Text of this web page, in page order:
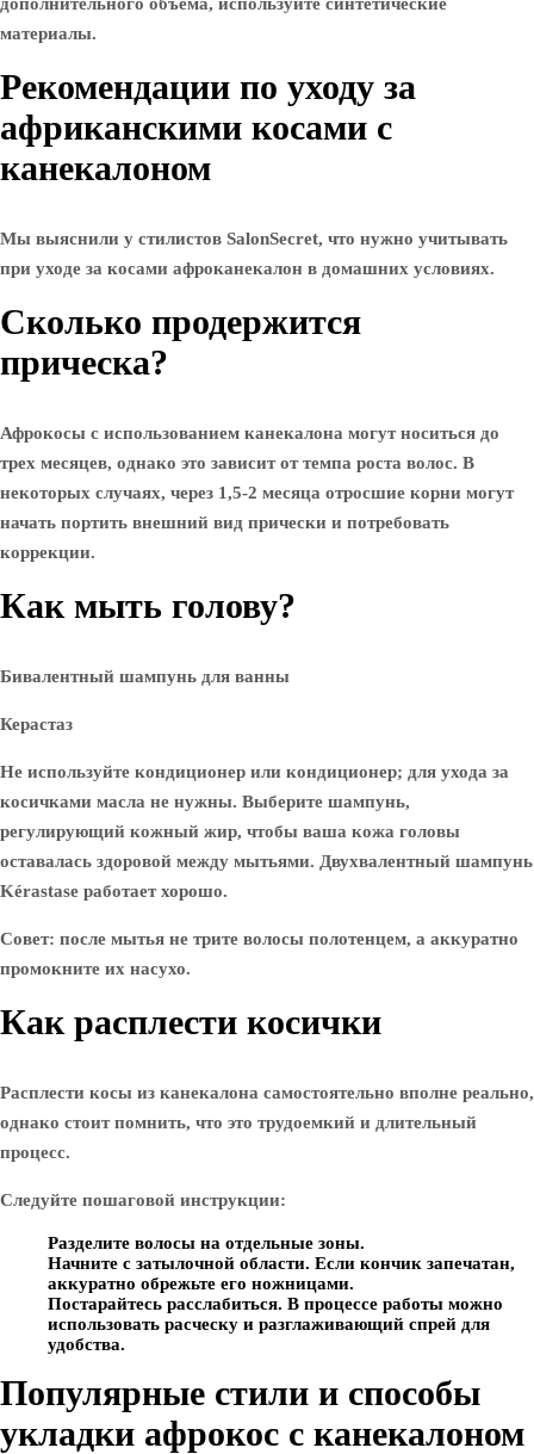
материалы.
Рекомендации по уходу за
африканскими косами с
канекалоном
Мы выяснили у стилистов SalonSecret, что нужно учитывать
при уходе за косами афроканекалон в домашних условиях.
Сколько продержится
прическа?
Афрокосы с использованием канекалона могут носиться до
трех месяцев, однако это зависит от темпа роста волос. В
некоторых случаях, через 1,5-2 месяца отросшие корни могут
начать портить внешний вид прически и потребовать
коррекции.
Как мыть голову?
Бивалентный шампунь для ванны
Керастаз
Не используйте кондиционер или кондиционер; для ухода за
косичками масла не нужны. Выберите шампунь,
регулирующий кожный жир, чтобы ваша кожа головы
оставалась здоровой между мытьями. Двухвалентный шампунь
Kérastase работает хорошо.
Совет: после мытья не трите волосы полотенцем, а аккуратно
промокните их насухо.
Как расплести косички
Расплести косы из канекалона самостоятельно вполне реально,
однако стоит помнить, что это трудоемкий и длительный
процесс.
Следуйте пошаговой инструкции:
Разделите волосы на отдельные зоны.
Начните с затылочной области. Если кончик запечатан,
аккуратно обрежьте его ножницами.
Постарайтесь расслабиться. В процессе работы можно
использовать расческу и разглаживающий спрей для
удобства.
Популярные стили и способы
укладки афрокос с канекалоном